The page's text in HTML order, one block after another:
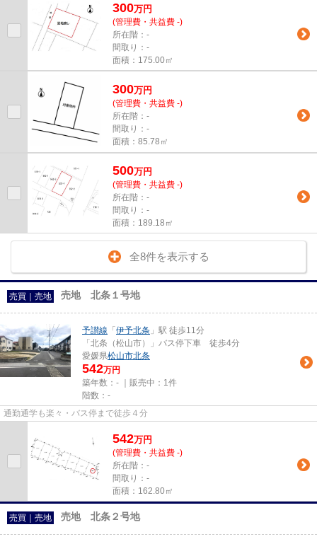
300万円
(管理費・共益費 -)
所在階：-
間取り：-
面積：175.00㎡
300万円
(管理費・共益費 -)
所在階：-
間取り：-
面積：85.78㎡
500万円
(管理費・共益費 -)
所在階：-
間取り：-
面積：189.18㎡
全8件を表示する
売買｜売地 売地 北条１号地
予讃線 「 伊予北条 」駅 徒歩11分
「北条（松山市）」バス停下車 徒歩4分
愛媛県松山市北条
542万円
築年数：- ｜販売中： 1件
階数：-
通勤通学も楽々・バス停まで徒歩４分
542万円
(管理費・共益費 -)
所在階：-
間取り：-
面積：162.80㎡
売買｜売地 売地 北条２号地